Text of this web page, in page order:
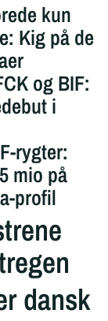
kun
Kig på de
og BIF:
i
rygter:
mio på
profil
dansk